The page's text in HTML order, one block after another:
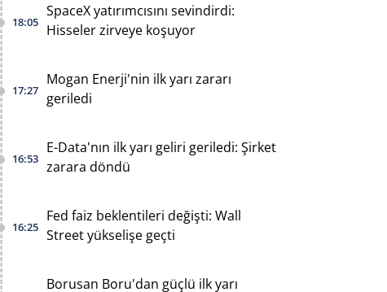
18:05
SpaceX yatırımcısını sevindirdi:
Hisseler zirveye koşuyor
17:27
Mogan Enerji'nin ilk yarı zararı
geriledi
16:53
E-Data'nın ilk yarı geliri geriledi: Şirket
zarara döndü
16:25
Fed faiz beklentileri değişti: Wall
Street yükselişe geçti
Borusan Boru'dan güçlü ilk yarı